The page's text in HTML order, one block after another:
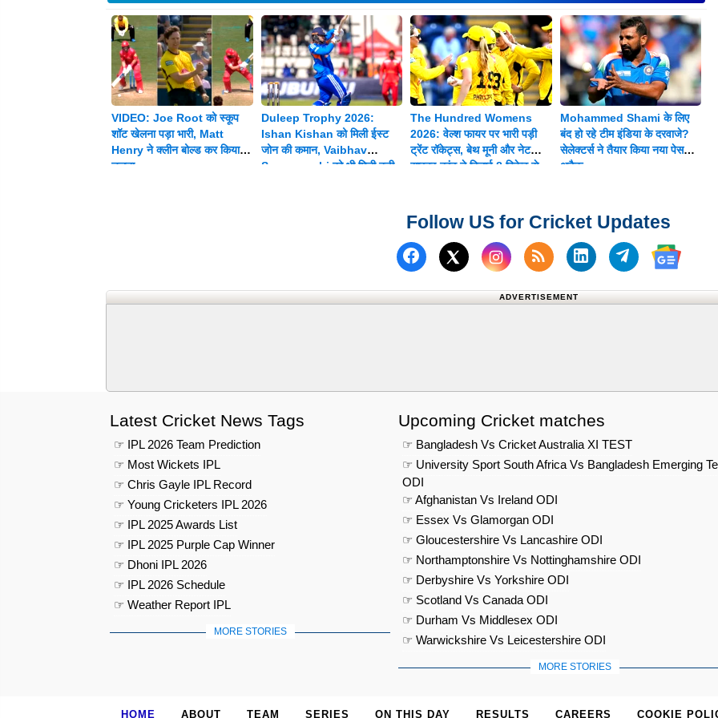
VIDEO: Joe Root को स्कूप
शॉट खेलना पड़ा भारी, Matt
Henry ने क्लीन बोल्ड कर किया
चलता
Duleep Trophy 2026:
Ishan Kishan को मिली ईस्ट
जोन की कमान, Vaibhav
Suryavanshi को भी मिली बड़ी
The Hundred Womens
2026: वेल्श फायर पर भारी पड़ी
ट्रेंट रॉकेट्स, बेथ मूनी और नेट
साइवर-ब्रंट ने दिलाई 8 विकेट से
Mohammed Shami के लिए
बंद हो रहे टीम इंडिया के दरवाजे?
सेलेक्टर्स ने तैयार किया नया पेस
अटैक
Follow US for Cricket Updates
Follow us on Facebook
Follow us on X (Twitter)
Subscribe to our RSS Feed
Follow us onFollow us on
Follow
ADVERTISEMENT
Latest Cricket News Tags
☞ IPL 2026 Team Prediction
☞ Most Wickets IPL
☞ Chris Gayle IPL Record
☞ Young Cricketers IPL 2026
☞ IPL 2025 Awards List
☞ IPL 2025 Purple Cap Winner
☞ Dhoni IPL 2026
☞ IPL 2026 Schedule
☞ Weather Report IPL
MORE STORIES
Upcoming Cricket matches
☞ Bangladesh Vs Cricket Australia XI TEST
☞ University Sport South Africa Vs Bangladesh Emerging
ODI
☞ Afghanistan Vs Ireland ODI
☞ Essex Vs Glamorgan ODI
☞ Gloucestershire Vs Lancashire ODI
☞ Northamptonshire Vs Nottinghamshire ODI
☞ Derbyshire Vs Yorkshire ODI
☞ Scotland Vs Canada ODI
☞ Durham Vs Middlesex ODI
☞ Warwickshire Vs Leicestershire ODI
MORE STORIES
HOME ABOUT TEAM SERIES ON THIS DAY RESULTS CAREERS COOKIE